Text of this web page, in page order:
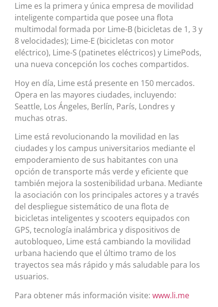
Lime es la primera y única empresa de movilidad
inteligente compartida que posee una flota
multimodal formada por Lime-B (bicicletas de 1, 3 y
8 velocidades); Lime-E (bicicletas con motor
eléctrico), Lime-S (patinetes eléctricos) y LimePods,
una nueva concepción los coches compartidos.
Hoy en día, Lime está presente en 150 mercados.
Opera en las mayores ciudades, incluyendo:
Seattle, Los Ángeles, Berlín, París, Londres y
muchas otras.
Lime está revolucionando la movilidad en las
ciudades y los campus universitarios mediante el
empoderamiento de sus habitantes con una
opción de transporte más verde y eficiente que
también mejora la sostenibilidad urbana. Mediante
la asociación con los principales actores y a través
del despliegue sistemático de una flota de
bicicletas inteligentes y scooters equipados con
GPS, tecnología inalámbrica y dispositivos de
autobloqueo, Lime está cambiando la movilidad
urbana haciendo que el último tramo de los
trayectos sea más rápido y más saludable para los
usuarios.
Para obtener más información visite: www.li.me